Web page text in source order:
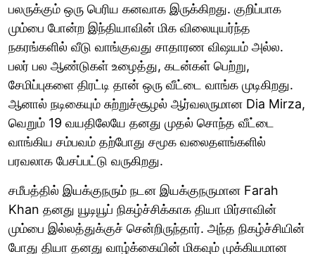
பலருக்கும் ஒரு பெரிய கனவாக இருக்கிறது. குறிப்பாக
மும்பை போன்ற இந்தியாவின் மிக விலையுயர்ந்த
நகரங்களில் வீடு வாங்குவது சாதாரண விஷயம் அல்ல.
பலர் பல ஆண்டுகள் உழைத்து, கடன்கள் பெற்று,
சேமிப்புகளை திரட்டி தான் ஒரு வீட்டை வாங்க முடிகிறது.
ஆனால் நடிகையும் சுற்றுச்சூழல் ஆர்வலருமான Dia Mirza,
வெறும் 19 வயதிலேயே தனது முதல் சொந்த வீட்டை
வாங்கிய சம்பவம் தற்போது சமூக வலைதளங்களில்
பரவலாக பேசப்பட்டு வருகிறது.
சமீபத்தில் இயக்குநரும் நடன இயக்குநருமான Farah
Khan தனது யூடியூப் நிகழ்ச்சிக்காக தியா மிர்சாவின்
மும்பை இல்லத்துக்குச் சென்றிருந்தார். அந்த நிகழ்ச்சியின்
போது தியா தனது வாழ்க்கையின் மிகவும் முக்கியமான